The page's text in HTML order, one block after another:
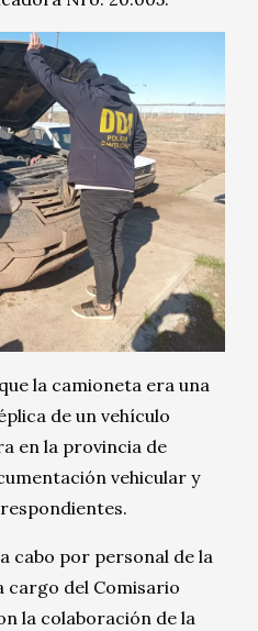
la camioneta era una
de un vehículo
en la provincia de
vehicular y
cabo por personal de la
cargo del Comisario
la colaboración de la